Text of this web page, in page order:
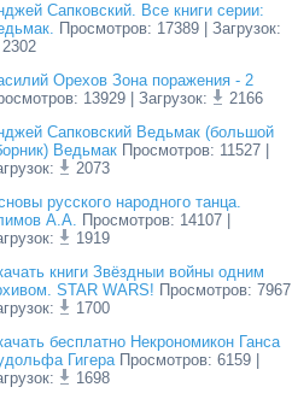
Сапковский. Все книги серии:
Просмотров: 17389 | Загрузок:
2302
Орехов Зона поражения - 2
: 13929 | Загрузок:
2166
Сапковский Ведьмак (большой
Ведьмак Просмотров: 11527
2073
русского народного танца.
А.А. Просмотров: 14107
1919
книги Звёздныи войны одним
STAR WARS! Просмотров:7967
1700
бесплатно Некрономикон Ганса
Гигера Просмотров:6159
1698